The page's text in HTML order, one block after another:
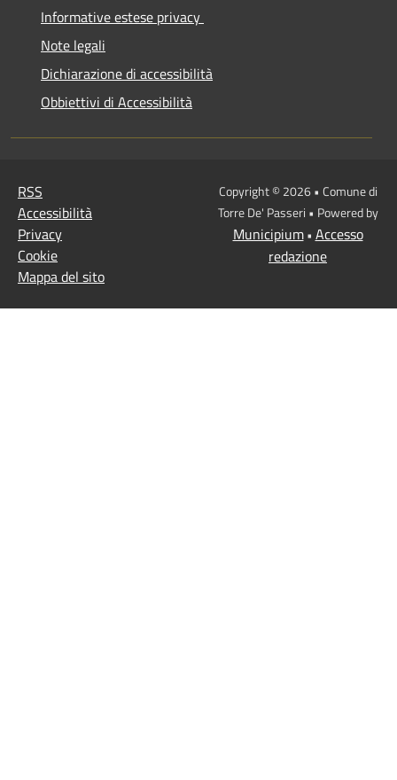
Informative estese privacy
Note legali
Dichiarazione di accessibilità
Obbiettivi di Accessibilità
RSS
Accessibilità
Privacy
Cookie
Mappa del sito
Copyright © 2026 • Comune di
Torre De' Passeri • Powered by
Municipium• Accesso
redazione